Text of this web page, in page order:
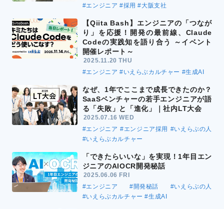
#エンジニア #採用 #大阪支社
【Qiita Bash】エンジニアの「つなが
り」を応援！開発の最前線、Claude
Codeの実践知を語り合う ～イベント
開催レポート～
2025.11.20 THU
#エンジニア #いえらぶカルチャー #生成AI
なぜ、1年でここまで成長できたのか？
SaaSベンチャーの若手エンジニアが語
る「失敗」と「進化」｜社内LT大会
2025.07.16 WED
#エンジニア #エンジニア採用 #いえらぶの人
#いえらぶカルチャー
「できたらいいな」を実現！1年目エン
ジニアのAIOCR開発秘話
2025.06.06 FRI
#エンジニア
#開発秘話
#いえらぶの人
#いえらぶカルチャー #生成AI